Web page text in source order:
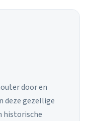
door en
deze gezellige
historische